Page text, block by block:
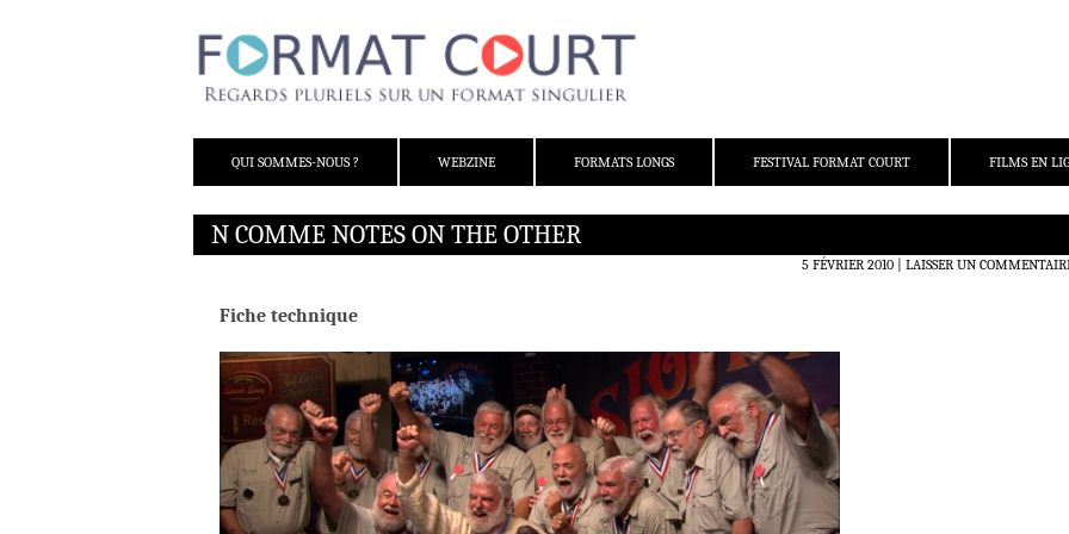
QUI SOMMES-NOUS ?
WEBZINE FORMATS LONGS FESTIVAL FORMAT COURT FILMS EN
N COMME NOTES ON THE OTHER
5 FÉVRIER 2010 LAISSER UN
Fiche technique